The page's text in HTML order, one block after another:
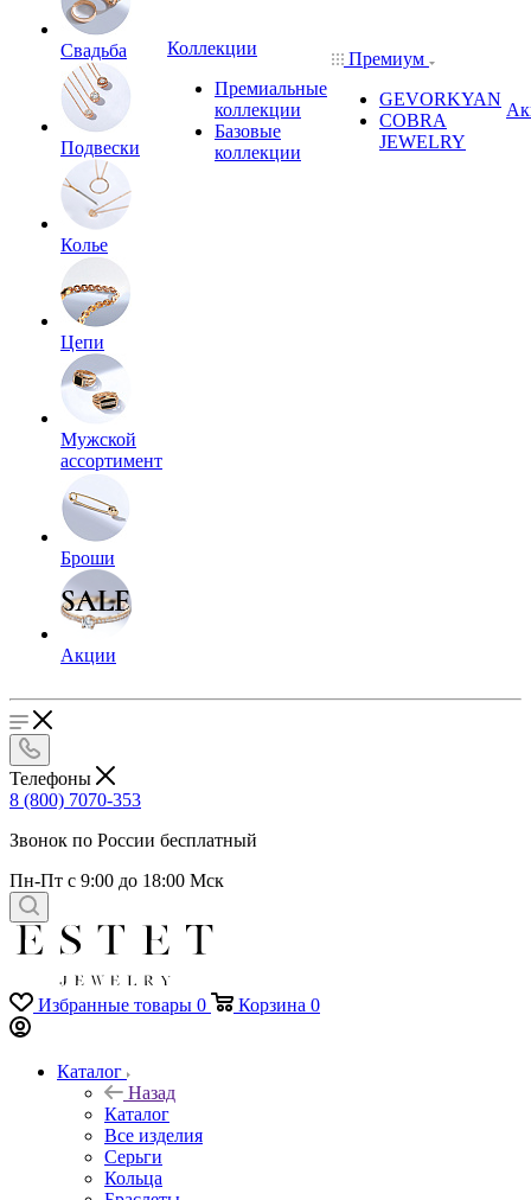
Свадьба
Подвески
Колье
Цепи
Мужской
ассортимент
Броши
Акции
Коллекции
Премиальные
коллекции
Базовые
коллекции
Премиум
GEVORKYAN
COBRA
JEWELRY
Телефоны
8 (800) 7070-353
Звонок по России бесплатный
Пн-Пт с 9:00 до 18:00 Мск
Избранные товары 0 Корзина 0
Каталог
Назад
Каталог
Все изделия
Серьги
Кольца